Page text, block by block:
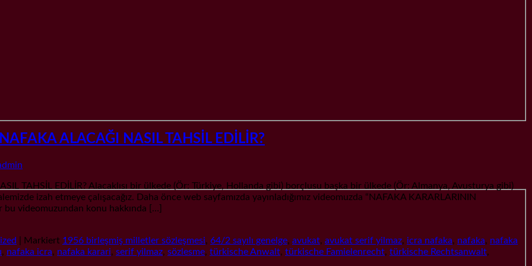
ALACAĞI NASIL TAHSİL EDİLİR?
TAHSİL EDİLİR? Alacaklısı bir ülkede (Ör: Türkiye, Hollanda gibi) borçlusu başka bir ülkede (Ör: Almanya, Avusturya gibi)
izah etmeye çalışacağız. Daha önce web sayfamızda yayınladığımız videomuzda “NAFAKA KARARLARININ
bu videomuzundan konu hakkında […]
Markiert 1956 birleşmiş milletler sözleşmesi, 64/2 sayılı genelge, avukat, avukat serif yilmaz, icra nafaka, nafaka, nafaka
, nafaka icra, nafaka karari, serif yilmaz, sözlesme, türkische Anwalt, türkische Famielenrecht, türkische Rechtsanwalt,